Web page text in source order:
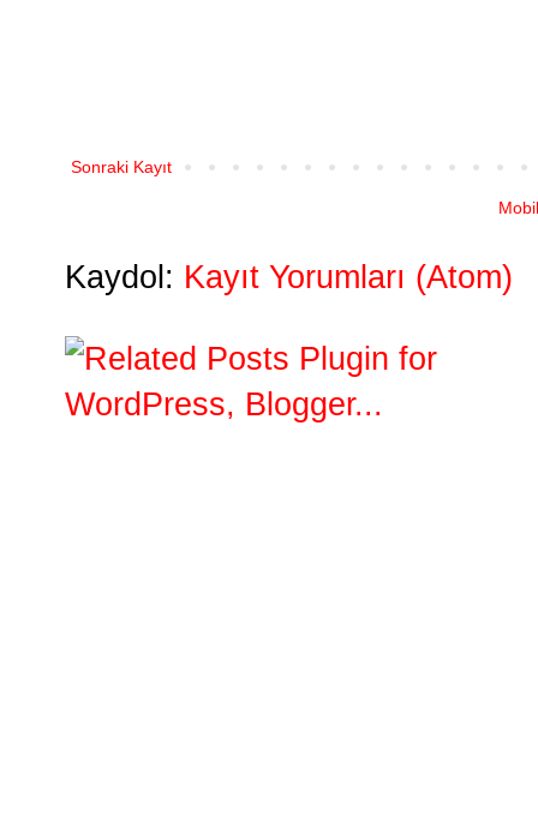
Sonraki Kayıt
Kaydol: Kayıt Yorumları (Atom)